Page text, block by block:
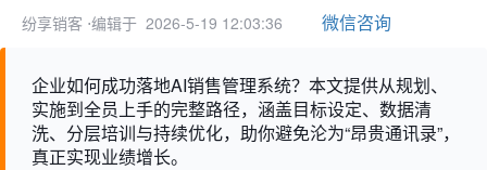
纷享销客 ⋅编辑于 2026-5-19 12:03:36 微信咨询
企业如何成功落地AI销售管理系统？本文提供从规划、
实施到全员上手的完整路径，涵盖目标设定、数据清
洗、分层培训与持续优化，助你避免沦为“昂贵通讯录”，
真正实现业绩增长。